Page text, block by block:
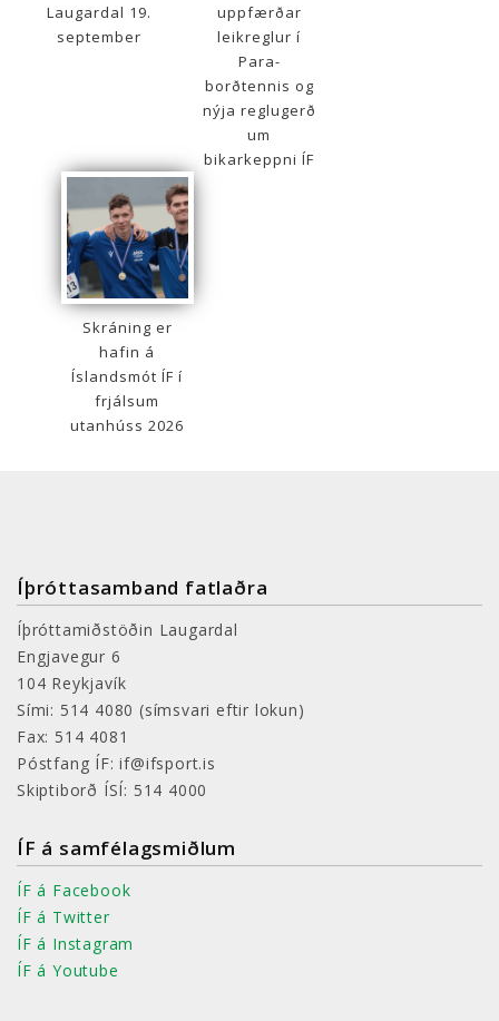
Laugardal 19.
september
uppfærðar
leikreglur í
Para-
borðtennis og
nýja reglugerð
um
bikarkeppni ÍF
Skráning er
hafin á
Íslandsmót ÍF í
frjálsum
utanhúss 2026
Íþróttasamband fatlaðra
Íþróttamiðstöðin Laugardal
Engjavegur 6
104 Reykjavík
Sími: 514 4080(símsvari eftir lokun)
Fax: 514 4081
Póstfang ÍF: if@ifsport.is
Skiptiborð ÍSÍ: 514 4000
ÍF á samfélagsmiðlum
ÍF á Facebook
ÍF á Twitter
ÍF á Instagram
ÍF á Youtube